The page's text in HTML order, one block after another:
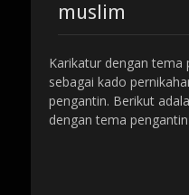
muslim
Karikatur dengan tema
sebagai kado
pengantin. Berikut
dengan tema